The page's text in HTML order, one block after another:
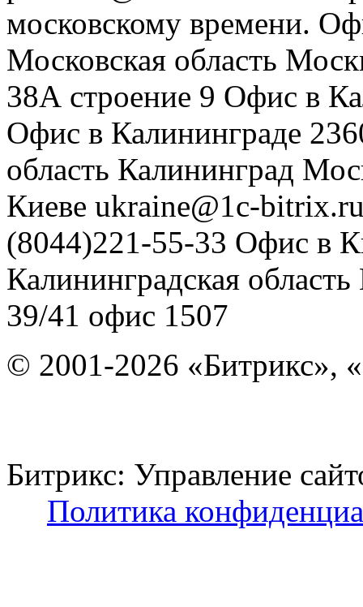
московскому времени.
Московская область
38А строение 9 Офис в
Офис в Калининграде
область Калининград
Киеве ukraine@1c-
(8044)221-55-33 Офис в
Калининградская область
39/41 офис 1507
© 2001-2026 «Битрикс»,
Битрикс: Управление
Политика